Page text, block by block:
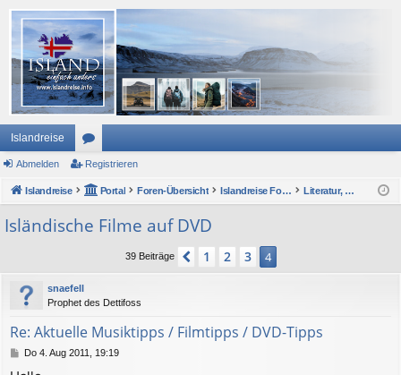
Islandreise
or
en
Abmelden Registrieren
Islandreise Portal Foren-Übersicht Islandreise Forum Literatur, Film, Musik und andere Medien
Isländische Filme auf DVD
39 Beiträge Vorherige
1 2 3 4
snaefell
Prophet des Dettifoss
Re: Aktuelle Musiktipps / Filmtipps / DVD-Tipps
BDo 4. Aug 2011, 19:19